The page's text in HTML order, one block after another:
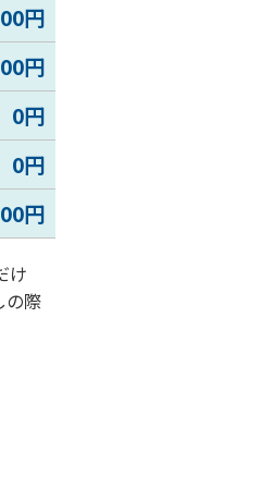
円
円
0円
0円
円
け
の際